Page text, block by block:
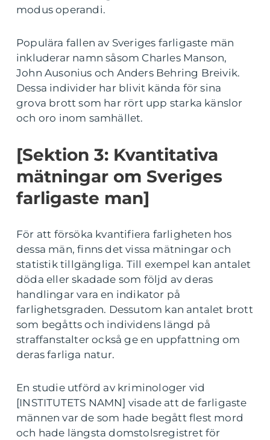
modus operandi.
Populära fallen av Sveriges farligaste män
inkluderar namn såsom Charles Manson,
John Ausonius och Anders Behring Breivik.
Dessa individer har blivit kända för sina
grova brott som har rört upp starka känslor
och oro inom samhället.
[Sektion 3: Kvantitativa
mätningar om Sveriges
farligaste man]
För att försöka kvantifiera farligheten hos
dessa män, finns det vissa mätningar och
statistik tillgängliga. Till exempel kan antalet
döda eller skadade som följd av deras
handlingar vara en indikator på
farlighetsgraden. Dessutom kan antalet brott
som begåtts och individens längd på
straffanstalter också ge en uppfattning om
deras farliga natur.
En studie utförd av kriminologer vid
[INSTITUTETS NAMN] visade att de farligaste
männen var de som hade begått flest mord
och hade längsta domstolsregistret för